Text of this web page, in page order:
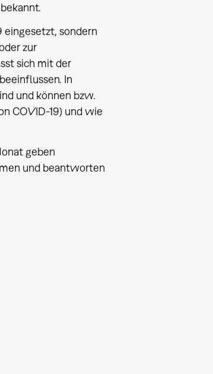
eingesetzt, sondern
zur
sich mit der
In
und können bzw.
COVID-19) und wie
geben
und beantworten